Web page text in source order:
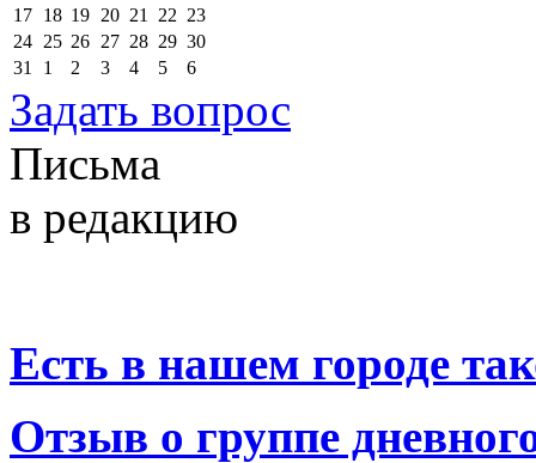
17 18 19 20 21 22 23
24 25 26 27 28 29 30
31
1 2 3 4 5 6
Задать вопрос
Письма
в редакцию
Есть в нашем городе
Отзыв о группе